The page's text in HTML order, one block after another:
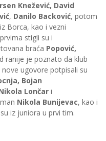
Knežević, David
, Danilo Backović, potom
Borca, kao i vezni
stigli su i
braća Popović,
ranije je poznato da klub
nove ugovore potpisali su
Bojan
Lončar i
Nikola Bunijevac, kao i
iz juniora u prvi tim.